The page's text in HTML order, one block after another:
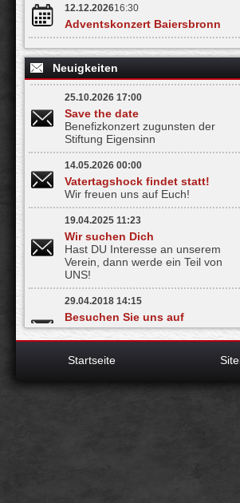
12.12.202616:30
Adventskonzert Baiersbronn
Neuigkeiten
25.10.2026 17:00
Save the date
Benefizkonzert zugunsten der
Stiftung Eigensinn
14.05.2026 00:00
Vatertagshock findet statt!
Wir freuen uns auf Euch!
19.04.2025 11:23
Wir suchen Dich
Hast DU Interesse an unserem
Verein, dann werde ein Teil von
UNS!
29.04.2018 14:15
Besuchen Sie uns auf
Facebook
Bleiben Sie informiert - mit nur
einem Klick
Startseite